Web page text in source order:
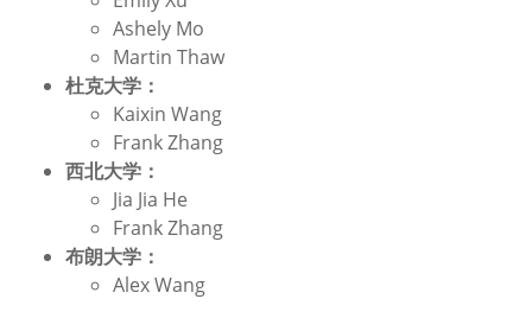
Ashely Mo
Martin Thaw
杜克大学：
Kaixin Wang
Frank Zhang
西北大学：
Jia Jia He
Frank Zhang
布朗大学：
Alex Wang